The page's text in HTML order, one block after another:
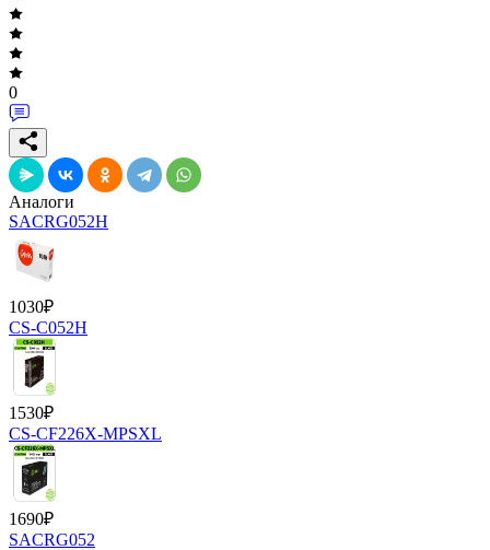
0
Аналоги
SACRG052H
1030₽
CS-C052H
1530₽
CS-CF226X-MPSXL
1690₽
SACRG052